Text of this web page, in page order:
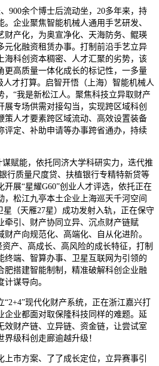
余个博士后流动坐，20多年来，持
企业聚焦智能机械人通用手艺研发、
财产化，为奥宣净化、天海防务、鲲瑛
元化融资租赁办事。打制前沿手艺立异
海科创资本稠密、人才汇聚的劣势，该
更高质量一体化成长的标记性，一多量
人才打算。启智开悟（上海）智能机械人
，“我是新松江人。聚焦科技立异取财产
专场供需对接勾当，实现跨区域科创
策人才要素跨区域流动、高效设置装备
评定、补助申请等办事跨省通办，持续
赋能，依托同济大学科研实力，迭代推
行质量尺度贷、扶植银行专精特新贷等
开展“星耀G60”创业人才评选，依托正在
，松江九亭本土企业上海巡天千河空间
星（天雁27星）成功发射入轨，正在保守
牵引、财产协同立异、沉点财产链赋
产向规范化、高端化、自从化进阶。
产、高成长、高风险的成长特征，打制
终端、智算办事、卫星互联网为引领的
肥搭建智能制制，精准破解科创企业融
谋导向。
现代化财产系统，正在浙江嘉兴打
企业都面对取保隆科技同样的难题。延
效财产链、立异链、资金链，让尝试室
级科创走廊逾越升级！
市方案、了了成长定位，立异赛事引